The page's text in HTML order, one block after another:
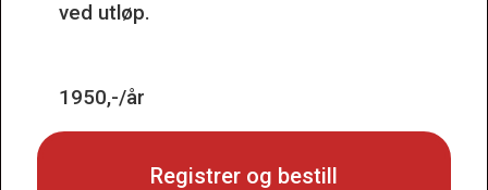
ved utløp.
1950,-/år
Registrer og bestill